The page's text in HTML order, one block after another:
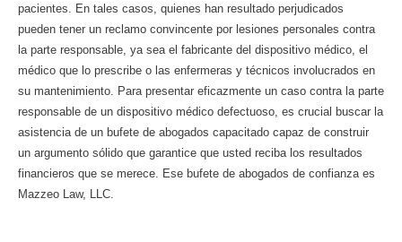
pacientes. En tales casos, quienes han resultado perjudicados
pueden tener un reclamo convincente por lesiones personales contra
la parte responsable, ya sea el fabricante del dispositivo médico, el
médico que lo prescribe o las enfermeras y técnicos involucrados en
su mantenimiento. Para presentar eficazmente un caso contra la parte
responsable de un dispositivo médico defectuoso, es crucial buscar la
asistencia de un bufete de abogados capacitado capaz de construir
un argumento sólido que garantice que usted reciba los resultados
financieros que se merece. Ese bufete de abogados de confianza es
Mazzeo Law, LLC.